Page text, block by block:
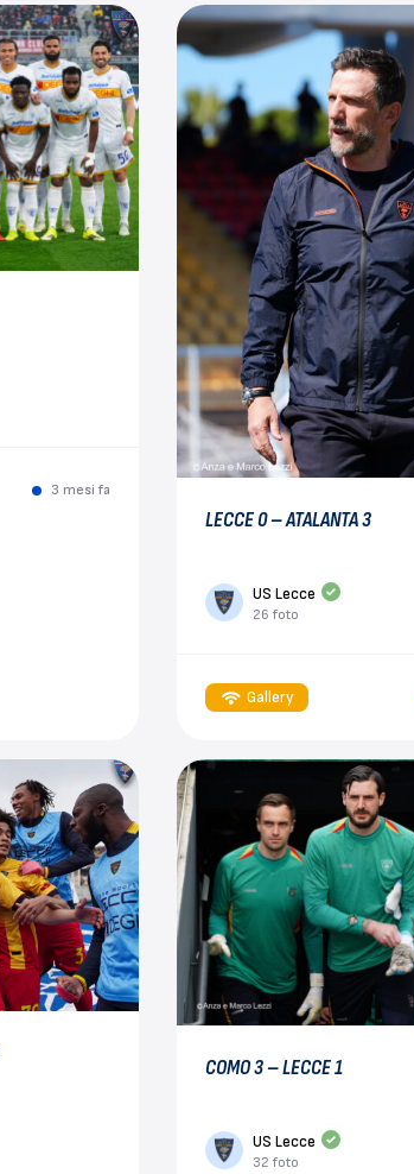
3 mesi fa
LECCE 0 – ATALANTA 3
US Lecce
26 foto
Gallery
COMO 3 – LECCE 1
US Lecce
32 foto